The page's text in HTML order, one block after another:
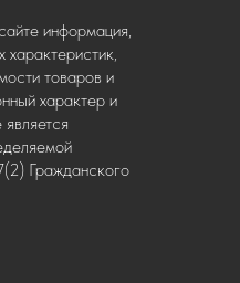
информация,
характеристик,
товаров и
характер и
Гражданского